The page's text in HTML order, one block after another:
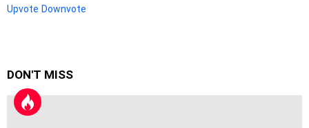
Upvote Downvote
DON'T MISS